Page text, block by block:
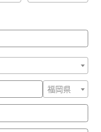
福岡県